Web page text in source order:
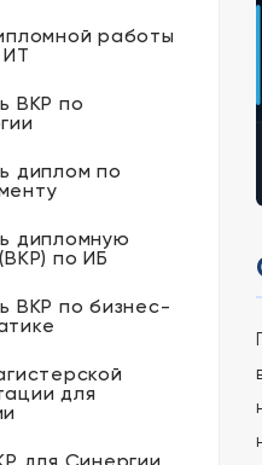
работы
ИТ
ВКР по
диплом по
дипломную
по ИБ
ВКР по бизнес-
для